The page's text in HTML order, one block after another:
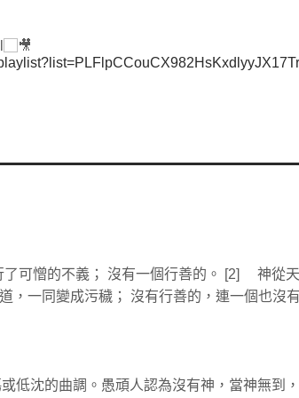
可憎的不義； 沒有一個行善的。 [2] 神從
一同變成污穢； 沒有行善的，連一個也沒有
低沈的曲調。愚頑人認為沒有神，當神無到